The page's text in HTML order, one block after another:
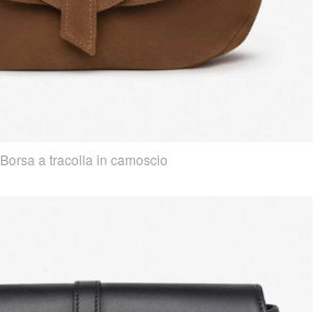
Borsa a tracolla in camoscio